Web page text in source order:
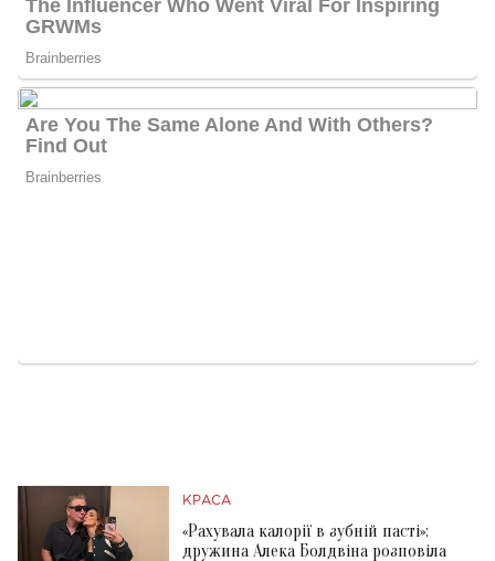
КРАСА
«Рахувала калорії в зубній пасті»:
дружина Алека Болдвіна розповіла